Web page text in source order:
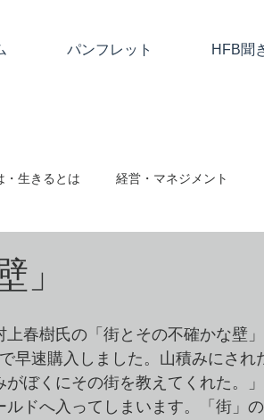
パンフレット HFB聞
・生きるとは 経営・マネジメント
マス・復活祭・アドベント クリスチャ
」
春樹氏の「街とその不確かな壁
早速購入しました。山積みにされ
ぼくにその街を教えてくれた。
ドへ入ってしまいます。「街」